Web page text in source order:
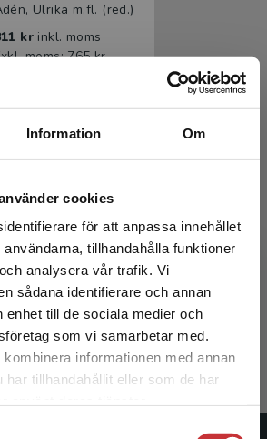
Information Om
cookies
för att anpassa innehållet
tillhandahålla funktioner
analysera vår trafik. Vi
sådana identifierare och annan
enhet till de sociala medier och
som vi samarbetar med.
informationen med annan
har tillhandahållit eller som de har
fraktregion
att du besöker
via en enhet utanför Sverige.
leveranser utanför Sverige. För
Ulrika m.fl. (red.)
kr inkl. moms
moms: 765 kr
krinkl. moms
Exkl. moms: 487 kr